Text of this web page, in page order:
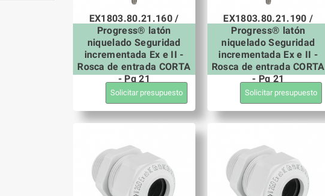
EX1803.80.21.160 /
Progress® latón
niquelado Seguridad
incrementada Ex e II -
Rosca de entrada CORTA
- Pg 21
Solicitar presupuesto
EX1803.80.21.190 /
Progress® latón
niquelado Seguridad
incrementada Ex e II -
Rosca de entrada CORTA
- Pg 21
Solicitar presupuesto